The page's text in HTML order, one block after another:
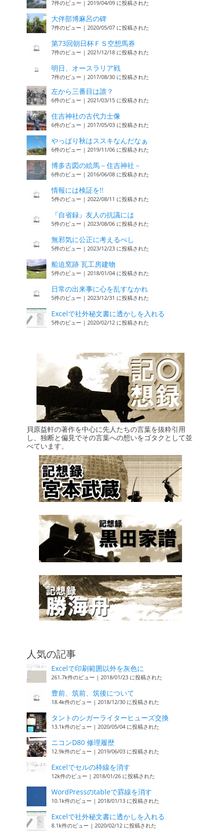
7件のビュー | 2019/04/09 に投稿された
大伴部博麻呂の碑
7件のビュー | 2020/05/07 に投稿された
第73回朝日杯ＦＳ空想馬券
7件のビュー | 2021/12/18 に投稿された
明日、オースラリア戦
7件のビュー | 2017/08/30 に投稿された
左から三番目は誰？
6件のビュー | 2021/03/15 に投稿された
住吉神社の古代力士像
6件のビュー | 2017/05/03 に投稿された
やっぱり秋はススキなんだなぁ
6件のビュー | 2019/11/06 に投稿された
博多古図の絵馬－住吉神社－
6件のビュー | 2016/06/08 に投稿された
情報には検証を!!
5件のビュー | 2022/08/11 に投稿された
『自省録』友人の抗議には
5件のビュー | 2023/08/06 に投稿された
無邪気に公正に考えるべし
5件のビュー | 2023/12/23 に投稿された
船迫窯跡 瓦工房建物
5件のビュー | 2018/01/04 に投稿された
日常の出来事に心を乱すなかれ
5件のビュー | 2023/12/31 に投稿された
Excelで社外秘文書に透かしを入れる
5件のビュー | 2020/02/12 に投稿された
貝原益軒の著作を中心に先人たちの言葉を抜粋引用
し、独断と偏見でその言葉への想いをゴタクとして並
べています。
人気の記事
Excelで印刷範囲以外を灰色に
261.7k件のビュー | 2018/01/23 に投稿された
豊前、筑前、筑後について
18.4k件のビュー | 2018/12/30 に投稿された
タントのシガーライターヒューズ交換
13.1k件のビュー | 2020/05/04 に投稿された
ニコンD80 修理履歴
12.9k件のビュー | 2019/06/03 に投稿された
Excelでセルの枠線を消す
12k件のビュー | 2018/01/26 に投稿された
WordPressのtableで罫線を消す
10.1k件のビュー | 2018/01/13 に投稿された
Excelで社外秘文書に透かしを入れる
8.1k件のビュー | 2020/02/12 に投稿された